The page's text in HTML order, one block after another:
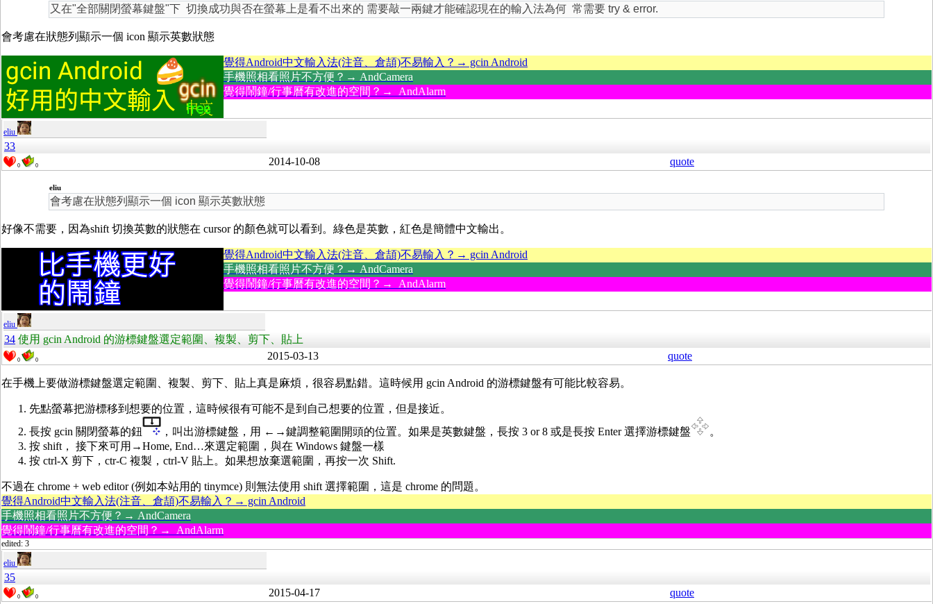
又在"全部關閉螢幕鍵盤"下 切換成功與否在螢幕上是看不出來的 需要敲一兩鍵才能確認現在的輸入法為何 常需要 try & error.
會考慮在狀態列顯示一個 icon 顯示英數狀態
覺得Android中文輸入法(注音、倉頡)不易輸入？→ gcin Android
手機照相看照片不方便？→ AndCamera
覺得鬧鐘/行事曆有改進的空間？→ AndAlarm
eliu
33
0 0 2014-10-08 quote
eliu
會考慮在狀態列顯示一個 icon 顯示英數狀態
好像不需要，因為shift 切換英數的狀態在 cursor 的顏色就可以看到。綠色是英數，紅色是簡體中文輸出。
覺得Android中文輸入法(注音、倉頡)不易輸入？→ gcin Android
手機照相看照片不方便？→ AndCamera
覺得鬧鐘/行事曆有改進的空間？→ AndAlarm
eliu
34 使用 gcin Android 的游標鍵盤選定範圍、複製、剪下、貼上
0 0 2015-03-13 quote
在手機上要做游標鍵盤選定範圍、複製、剪下、貼上真是麻煩，很容易點錯。這時候用 gcin Android 的游標鍵盤有可能比較容易。
先點螢幕把游標移到想要的位置，這時候很有可能不是到自己想要的位置，但是接近。
長按 gcin 關閉螢幕的鈕
，叫出游標鍵盤，用 ←→鍵調整範圍開頭的位置。如果是英數鍵盤，長按 3 or 8 或是長按 Enter 選擇游標鍵盤
。
按 shift， 接下來可用→Home, End…來選定範圍，與在 Windows 鍵盤一樣
按 ctrl-X 剪下，ctr-C 複製，ctrl-V 貼上。如果想放棄選範圍，再按一次 Shift.
不過在 chrome + web editor (例如本站用的 tinymce) 則無法使用 shift 選擇範圍，這是 chrome 的問題。
覺得Android中文輸入法(注音、倉頡)不易輸入？→ gcin Android
手機照相看照片不方便？→ AndCamera
覺得鬧鐘/行事曆有改進的空間？→ AndAlarm
edited: 3
eliu
35
0 0 2015-04-17 quote